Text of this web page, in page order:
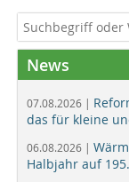
News
07.08.2026 |
das für kleine
06.08.2026 |
Halbjahr auf